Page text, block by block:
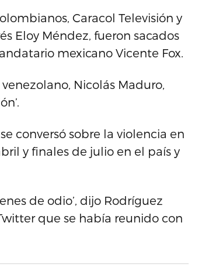
Caracol Televisión y
Eloy Méndez, fueron sacados
mexicano Vicente Fox.
Nicolás Maduro,
conversó sobre la violencia en
y finales de julio en el país y
de odio’, dijo Rodríguez
que se había reunido con